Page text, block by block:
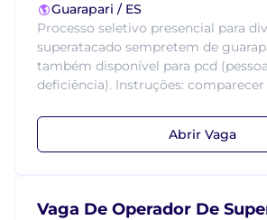
Guarapari / ES
Processo seletivo presencial para
superatacado sempretem de
também disponível para pcd
deficiência). Instruções: comparecer
Abrir Vaga
Vaga De Operador De